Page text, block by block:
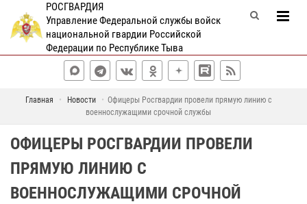
РОСГВАРДИЯ
Управление Федеральной службы войск
национальной гвардии Российской
Федерации по Республике Тыва
Главная Новости
Офицеры Росгвардии провели прямую линию с
военнослужащими срочной службы
ОФИЦЕРЫ РОСГВАРДИИ ПРОВЕЛИ
ПРЯМУЮ ЛИНИЮ С
ВОЕННОСЛУЖАЩИМИ СРОЧНОЙ